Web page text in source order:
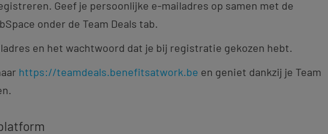
Geef je persoonlijke e-mailadres op samen met de
onder de Team Deals tab.
en het wachtwoord dat je bij registratie gekozen hebt.
https://teamdeals.benefitsatwork.be en geniet dankzij je Team